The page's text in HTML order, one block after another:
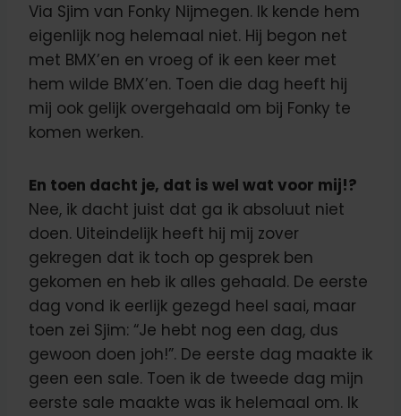
Via Sjim van Fonky Nijmegen. Ik kende hem
eigenlijk nog helemaal niet. Hij begon net
met BMX’en en vroeg of ik een keer met
hem wilde BMX’en. Toen die dag heeft hij
mij ook gelijk overgehaald om bij Fonky te
komen werken.
En toen dacht je, dat is wel wat voor mij!?
Nee, ik dacht juist dat ga ik absoluut niet
doen. Uiteindelijk heeft hij mij zover
gekregen dat ik toch op gesprek ben
gekomen en heb ik alles gehaald. De eerste
dag vond ik eerlijk gezegd heel saai, maar
toen zei Sjim: “Je hebt nog een dag, dus
gewoon doen joh!”. De eerste dag maakte ik
geen een sale. Toen ik de tweede dag mijn
eerste sale maakte was ik helemaal om. Ik